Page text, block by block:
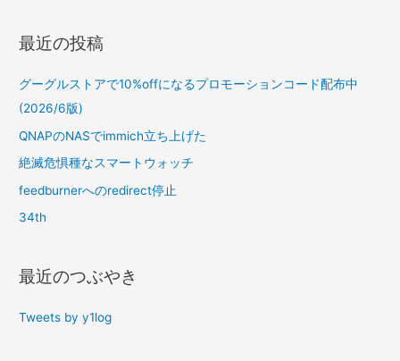
最近の投稿
グーグルストアで10%offになるプロモーションコード配布中
(2026/6版)
QNAPのNASでimmich立ち上げた
絶滅危惧種なスマートウォッチ
feedburnerへのredirect停止
34th
最近のつぶやき
Tweets by y1log